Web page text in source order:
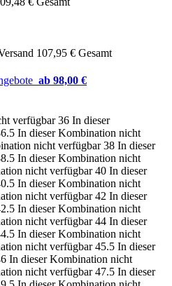
107,95 € Gesamt
ab 98,00 €
verfügbar 36 In dieser
In dieser Kombination nicht
nicht verfügbar 38 In dieser
In dieser Kombination nicht
nicht verfügbar 40 In dieser
In dieser Kombination nicht
nicht verfügbar 42 In dieser
In dieser Kombination nicht
nicht verfügbar 44 In dieser
In dieser Kombination nicht
nicht verfügbar 45.5 In dieser
In dieser Kombination nicht
nicht verfügbar 47.5 In dieser